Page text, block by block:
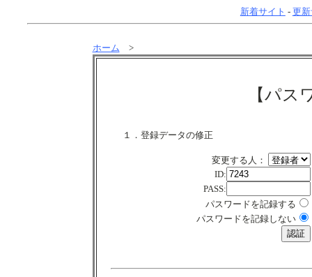
新着サイト - 更
ホーム >
【パス
１．登録データの修正
変更する人：
ID:
PASS:
パスワードを記録する
パスワードを記録しない